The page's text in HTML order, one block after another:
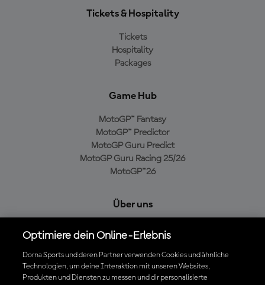
Tickets & Hospitality
Tickets
Hospitality
Packages
Game Hub
MotoGP™ Fantasy
MotoGP™ Predictor
MotoGP Guru Predict
MotoGP Guru Racing 25/26
MotoGP™26
Über uns
Cookie-Richtlinien
Geschäftsbedingungen
Datenschutzrichtlinien
Kaufrichtlinie
Optimiere dein Online-Erlebnis
Dorna Sports und deren Partner verwenden Cookies und ähnliche
Technologien, um deine Interaktion mit unseren Websites,
Produkten und Diensten zu messen und dir personalisierte